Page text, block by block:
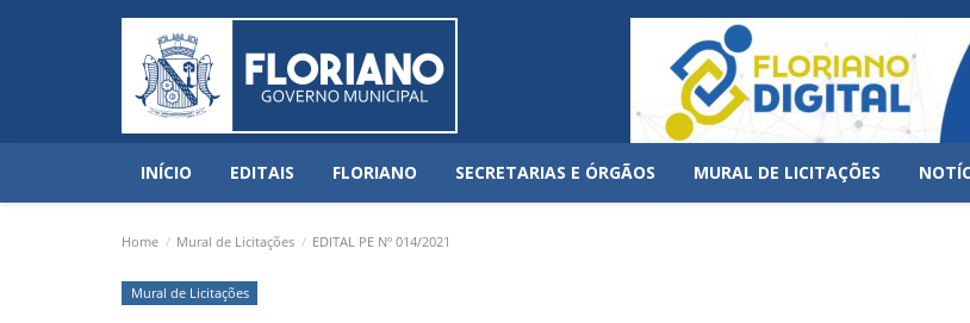
INÍCIO EDITAIS FLORIANO SECRETARIAS E ÓRGÃOS MURAL DE LICITAÇÕES
Home Mural de Licitações EDITAL PE Nº 014/2021
Mural de Licitações